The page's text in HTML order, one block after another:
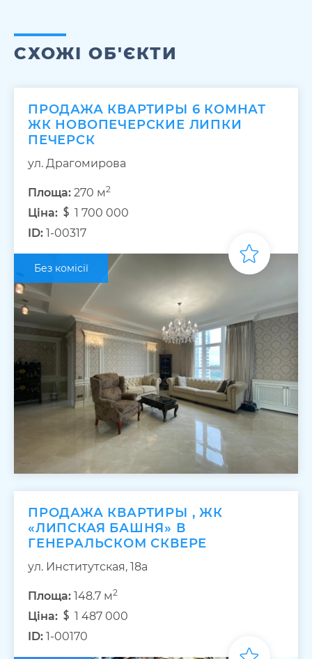
СХОЖІ ОБ'ЄКТИ
ПРОДАЖА КВАРТИРЫ 6 КОМНАТ
ЖК НОВОПЕЧЕРСКИЕ ЛИПКИ
ПЕЧЕРСК
ул. Драгомирова
Площа: 270 м2
Ціна:
1 700 000
ID: 1-00317
Без комісії
ПРОДАЖА КВАРТИРЫ , ЖК
«ЛИПСКАЯ БАШНЯ» В
ГЕНЕРАЛЬСКОМ СКВЕРЕ
ул. Институтская, 18а
Площа: 148.7 м2
Ціна:
1 487 000
ID: 1-00170